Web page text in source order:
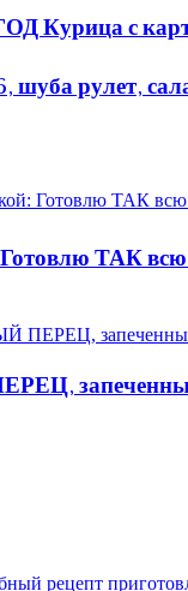
с
рулет,
ТАК
запеченный